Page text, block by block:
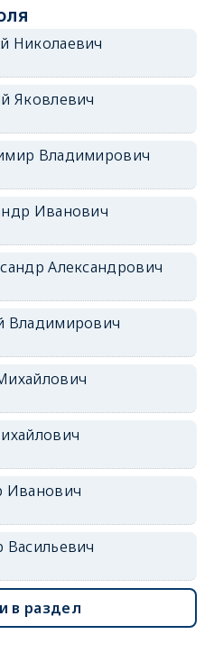
Николаевич
Яковлевич
Владимирович
Иванович
Александрович
Владимирович
Иванович
Васильевич
в раздел